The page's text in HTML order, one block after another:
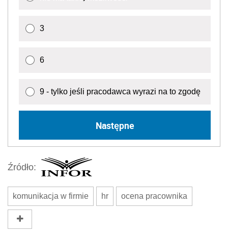
3
6
9 - tylko jeśli pracodawca wyrazi na to zgodę
Następne
Źródło:
komunikacja w firmie hr ocena pracownika